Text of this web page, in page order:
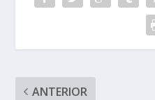
ANTERIOR